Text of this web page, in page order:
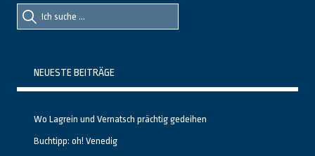
Suche
nach::
Suche
nach:
NEUESTE BEITRÄGE
Wo Lagrein und Vernatsch prächtig gedeihen
Buchtipp: oh! Venedig